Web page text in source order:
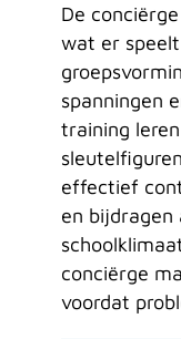
De
wat er
spanningen
training
effectief
en bijdragen
conciërge
voordat